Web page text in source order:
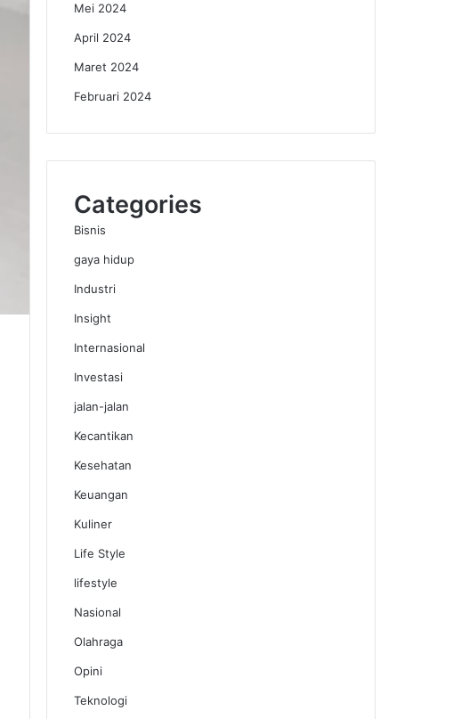
Mei 2024
April 2024
Maret 2024
Februari 2024
Categories
Bisnis
gaya hidup
Industri
Insight
Internasional
Investasi
jalan-jalan
Kecantikan
Kesehatan
Keuangan
Kuliner
Life Style
lifestyle
Nasional
Olahraga
Opini
Teknologi